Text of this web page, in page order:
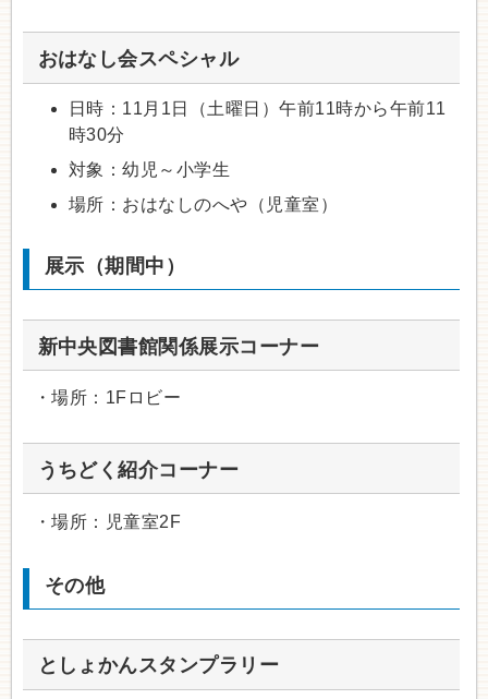
おはなし会スペシャル
日時：11月1日（土曜日）午前11時から午前11
時30分
対象：幼児～小学生
場所：おはなしのへや（児童室）
展示（期間中）
新中央図書館関係展示コーナー
・場所：1Fロビー
うちどく紹介コーナー
・場所：児童室2F
その他
としょかんスタンプラリー